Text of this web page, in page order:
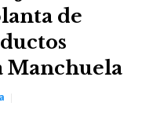
de
Manchuela